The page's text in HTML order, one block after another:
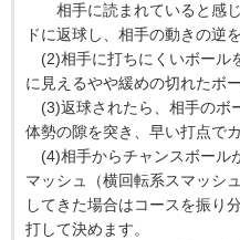
相手に読まれていると感じ
ドに返球し、相手の動きの逆
(2)相手に打ちにくいボール
に見えるやや緩めの切れたボ
(3)返球されたら、相手のボ
体勢の隙を突き、早い打点で
(4)相手からチャンスボール
マッシュ（横回転系スマッシ
してきた場合はコースを振り
打して決めます。